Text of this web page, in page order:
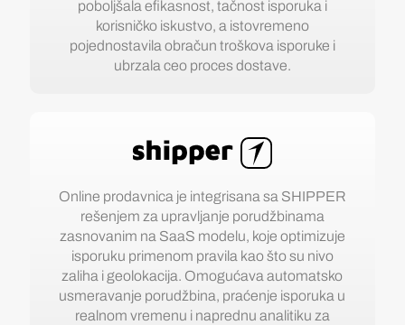
poboljšala efikasnost, tačnost isporuka i
korisničko iskustvo, a istovremeno
pojednostavila obračun troškova isporuke i
ubrzala ceo proces dostave.
Online prodavnica je integrisana sa SHIPPER
rešenjem za upravljanje porudžbinama
zasnovanim na SaaS modelu, koje optimizuje
isporuku primenom pravila kao što su nivo
zaliha i geolokacija. Omogućava automatsko
usmeravanje porudžbina, praćenje isporuka u
realnom vremenu i naprednu analitiku za